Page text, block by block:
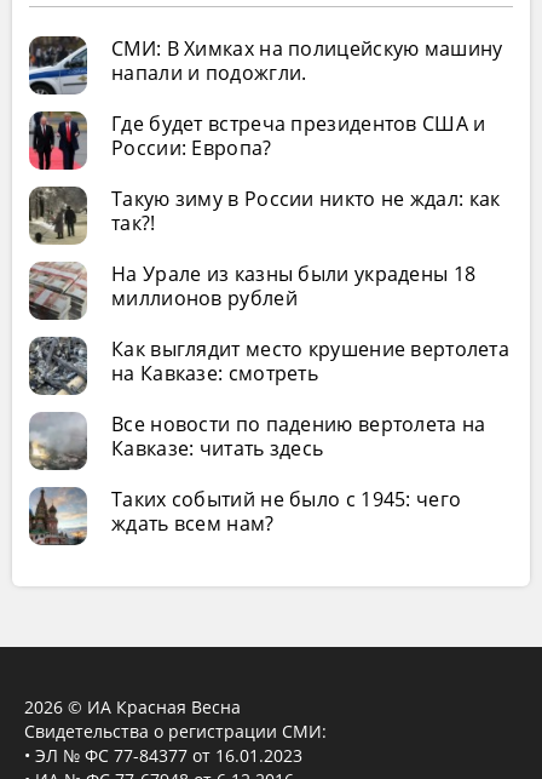
СМИ: В Химках на полицейскую машину
напали и подожгли.
Где будет встреча президентов США и
России: Европа?
Такую зиму в России никто не ждал: как
так?!
На Урале из казны были украдены 18
миллионов рублей
Как выглядит место крушение вертолета
на Кавказе: смотреть
Все новости по падению вертолета на
Кавказе: читать здесь
Таких событий не было с 1945: чего
ждать всем нам?
2026 © ИА Красная Весна
Свидетельства о регистрации СМИ:
• ЭЛ № ФС 77-84377 от 16.01.2023